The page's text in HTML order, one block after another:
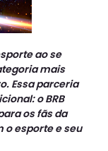
ao se
mais
Essa parceria
o BRB
os fãs da
o esporte e seu